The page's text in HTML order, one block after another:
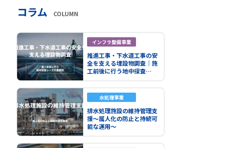
コラム COLUMN
インフラ整備事業
推進工事・下水道工事の安
全を支える埋設物調査｜施
工前後に行う地中探査…
水処理事業
排水処理施設の維持管理支
援～属人化の防止と持続可
能な運用～